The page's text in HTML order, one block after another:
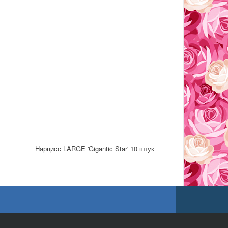
Нарцисс LARGE 'Gigantic Star' 10 штук